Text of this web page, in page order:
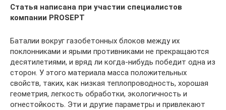
Статья написана при участии специалистов
компании PROSEPT
Баталии вокруг газобетонных блоков между их
поклонниками и ярыми противниками не прекращаются
десятилетиями, и вряд ли когда-нибудь победит одна из
сторон. У этого материала масса положительных
свойств, таких, как низкая теплопроводность, хорошая
геометрия, легкость обработки, экологичность и
огнестойкость. Эти и другие параметры и привлекают